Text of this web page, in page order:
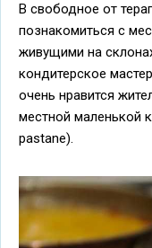
В свободное от
познакомиться с
живущими на
кондитерское
очень нравится
местной маленькой
pastane).